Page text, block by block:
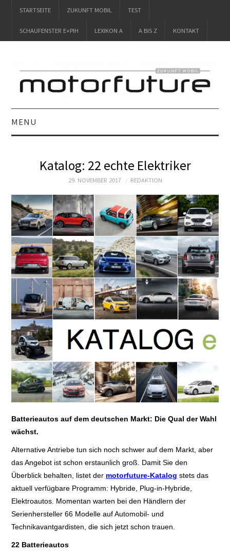
STARTSEITE ZUKUNFT MOBIL TEST
SCHAUFENSTER E+PIH LEXIKON A A BIS Z KONTAKT
MENU
ZUKUNFT MOBIL
TEST
SCHAUFENSTER
E+PIH
LEXIKON A
A BIS Z
KONTAKT
Katalog: 22 echte Elektriker
29. NOVEMBER 2017 REDAKTION
Batterieautos auf dem deutschen Markt: Die Qual der Wahl
wächst.
Alternative Antriebe tun sich noch schwer auf dem Markt, aber
das Angebot ist schon erstaunlich groß. Damit Sie den
Überblick behalten, listet der motorfuture-Katalog stets das
aktuell verfügbare Programm: Hybride, Plug-in-Hybride,
Elektroautos. Momentan warten bei den Händlern der
Serienhersteller 66 Modelle auf Automobil- und
Technikavantgardisten, die sich jetzt schon trauen.
22 Batterieautos